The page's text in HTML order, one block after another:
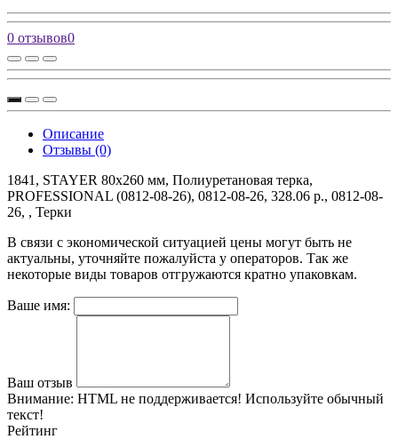
0 отзывов0
Описание
Отзывы (0)
1841, STAYER 80x260 мм, Полиуретановая терка,
PROFESSIONAL (0812-08-26), 0812-08-26, 328.06 р., 0812-08-
26, , Терки
В связи с экономической ситуацией цены могут быть не
актуальны, уточняйте пожалуйста у операторов. Так же
некоторые виды товаров отгружаются кратно упаковкам.
Ваше имя:
Ваш отзыв
Внимание: HTML не поддерживается! Используйте обычный
текст!
Рейтинг